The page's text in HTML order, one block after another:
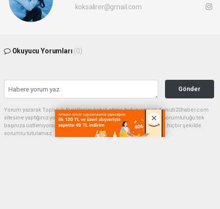
koksalirer@gmail.com
Okuyucu Yorumları (0)
Gönder
Yorum yazarak Topluluk Kuralları’nı kabul etmiş bulunuyor ve denizli20haber.com
sitesine yaptığınız yorumunuzla ilgili doğrudan veya dolaylı tüm sorumluluğu tek
başınıza üstleniyorsunuz. Yazılan tüm yorumlardan site yönetimi hiçbir şekilde
sorumlu tutulamaz.